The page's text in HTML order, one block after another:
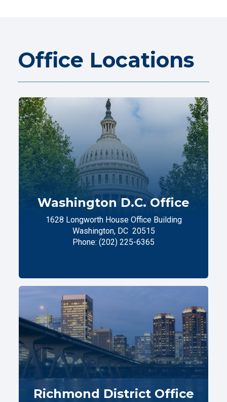
Office Locations
Washington D.C. Office
1628 Longworth House Office Building
Washington, DC 20515
Phone: (202) 225-6365
Richmond District Office